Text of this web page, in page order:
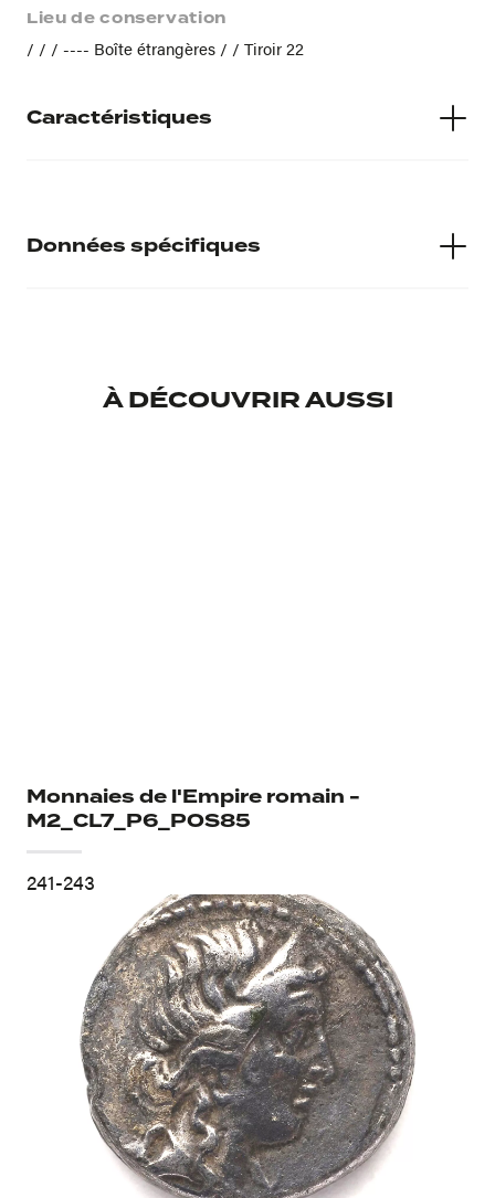
Lieu de conservation
/ / / ---- Boîte étrangères / / Tiroir 22
Caractéristiques
Données spécifiques
Musée d'accueil
À DÉCOUVRIR AUSSI
Monnaies de l'Empire romain -
M2_CL7_P6_POS85
241-243